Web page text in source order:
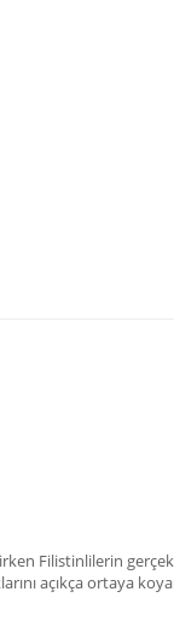
Filistinlilerin
açıkça ortaya